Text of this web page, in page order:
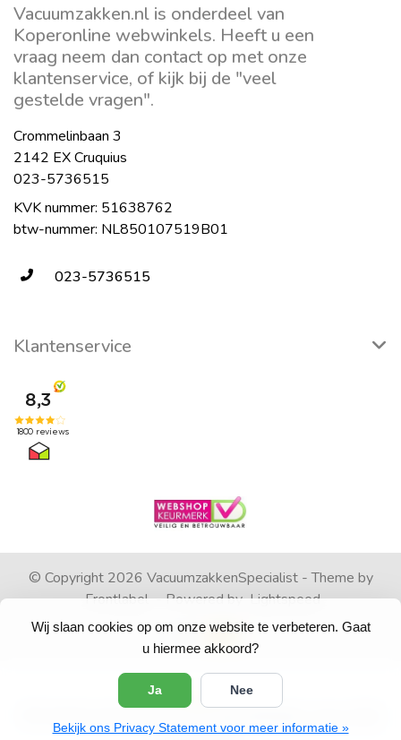
Wij slaan cookies op om onze website te verbeteren. Gaat
u hiermee akkoord?
Ja Nee
Bekijk ons Privacy Statement voor meer informatie »
Vacuumzakken.nl is onderdeel van
Koperonline webwinkels. Heeft u een
vraag neem dan contact op met onze
klantenservice, of kijk bij de "veel
gestelde vragen".
Crommelinbaan 3
2142 EX Cruquius
023-5736515
KVK nummer: 51638762
btw-nummer: NL850107519B01
023-5736515
Klantenservice
© Copyright 2026 VacuumzakkenSpecialist - Theme by
Frontlabel- Powered byLightspeed